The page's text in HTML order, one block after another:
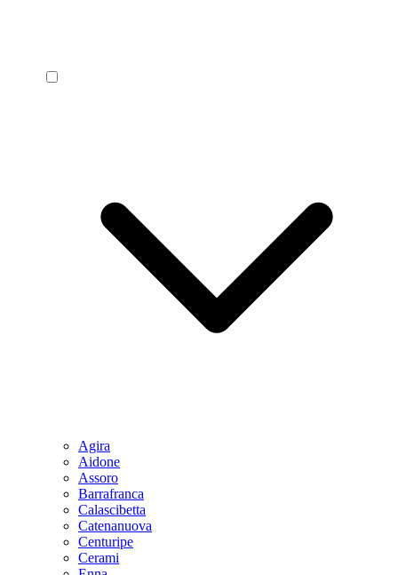
Agira
Aidone
Assoro
Barrafranca
Calascibetta
Catenanuova
Centuripe
Cerami